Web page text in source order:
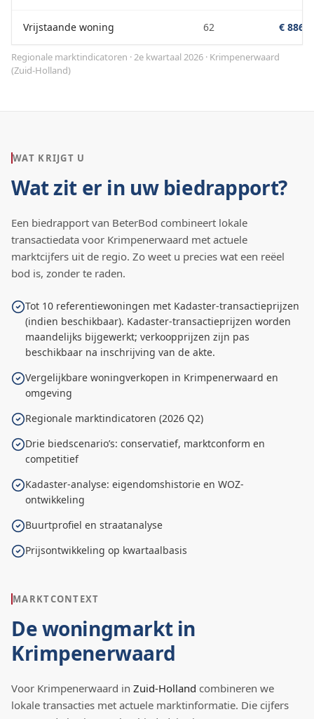
Vrijstaande woning 62 €
Regionale marktindicatoren · 2e kwartaal 2026 · Krimpenerwaard
(Zuid-Holland)
WAT KRIJGT U
Wat zit er in uw biedrapport?
Een biedrapport van BeterBod combineert lokale
transactiedata voor Krimpenerwaard met actuele
marktcijfers uit de regio. Zo weet u precies wat een reëel
bod is, zonder te raden.
Tot 10 referentiewoningen met Kadaster-transactieprijzen
(indien beschikbaar). Kadaster-transactieprijzen worden
maandelijks bijgewerkt; verkoopprijzen zijn pas
beschikbaar na inschrijving van de akte.
Vergelijkbare woningverkopen in Krimpenerwaard en
omgeving
Regionale marktindicatoren (2026 Q2)
Drie biedscenario’s: conservatief, marktconform en
competitief
Kadaster-analyse: eigendomshistorie en WOZ-
ontwikkeling
Buurtprofiel en straatanalyse
Prijsontwikkeling op kwartaalbasis
MARKTCONTEXT
De woningmarkt in
Krimpenerwaard
Voor Krimpenerwaard in Zuid-Holland combineren we
lokale transacties met actuele marktinformatie. Die cijfers